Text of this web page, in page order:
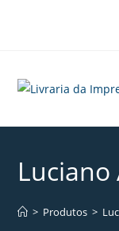
> Produtos >